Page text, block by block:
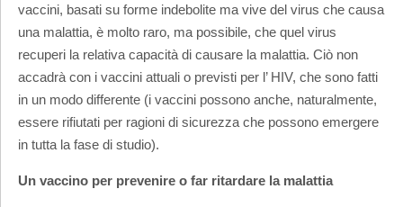
vaccini, basati su forme indebolite ma vive del virus che causa
una malattia, è molto raro, ma possibile, che quel virus
recuperi la relativa capacità di causare la malattia. Ciò non
accadrà con i vaccini attuali o previsti per l’ HIV, che sono fatti
in un modo differente (i vaccini possono anche, naturalmente,
essere rifiutati per ragioni di sicurezza che possono emergere
in tutta la fase di studio).
Un vaccino per prevenire o far ritardare la malattia